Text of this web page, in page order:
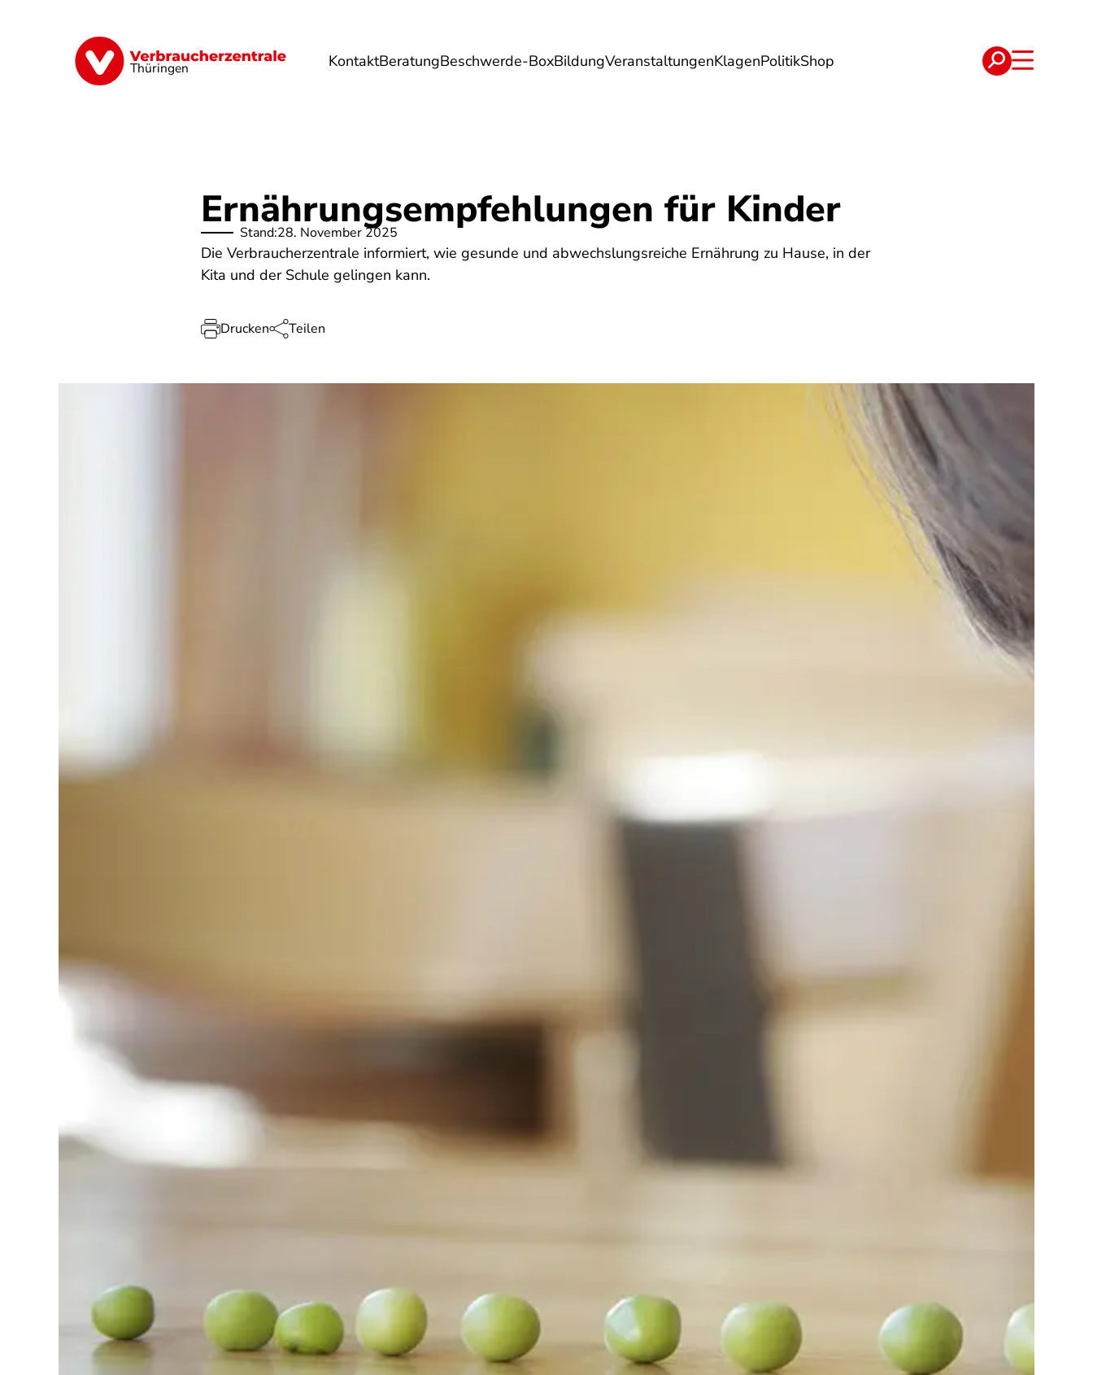
Thüringen KontaktBeratungBeschwerde-BoxBildungVeranstaltungenKlagenPolitikShop
Finanzen Digitales Lebensmittel Umwelt Gesundheit Energie Reise Verträge
Ernährungsempfehlungen für Kinder
Stand:28. November 2025
Die Verbraucherzentrale informiert, wie gesunde und abwechslungsreiche Ernährung zu Hause, in der
Kita und der Schule gelingen kann.
Drucken Teilen